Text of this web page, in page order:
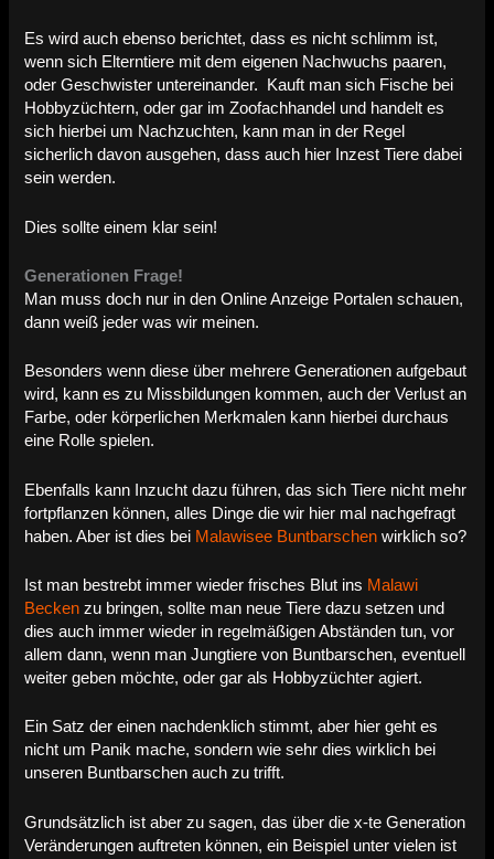
Es wird auch ebenso berichtet, dass es nicht schlimm ist,
wenn sich Elterntiere mit dem eigenen Nachwuchs paaren,
oder Geschwister untereinander. Kauft man sich Fische bei
Hobbyzüchtern, oder gar im Zoofachhandel und handelt es
sich hierbei um Nachzuchten, kann man in der Regel
sicherlich davon ausgehen, dass auch hier Inzest Tiere dabei
sein werden.
Dies sollte einem klar sein!
Generationen Frage!
Man muss doch nur in den Online Anzeige Portalen schauen,
dann weiß jeder was wir meinen.
Besonders wenn diese über mehrere Generationen aufgebaut
wird, kann es zu Missbildungen kommen, auch der Verlust an
Farbe, oder körperlichen Merkmalen kann hierbei durchaus
eine Rolle spielen.
Ebenfalls kann Inzucht dazu führen, das sich Tiere nicht mehr
fortpflanzen können, alles Dinge die wir hier mal nachgefragt
haben. Aber ist dies bei Malawisee Buntbarschen wirklich so?
Ist man bestrebt immer wieder frisches Blut ins Malawi
Becken zu bringen, sollte man neue Tiere dazu setzen und
dies auch immer wieder in regelmäßigen Abständen tun, vor
allem dann, wenn man Jungtiere von Buntbarschen, eventuell
weiter geben möchte, oder gar als Hobbyzüchter agiert.
Ein Satz der einen nachdenklich stimmt, aber hier geht es
nicht um Panik mache, sondern wie sehr dies wirklich bei
unseren Buntbarschen auch zu trifft.
Grundsätzlich ist aber zu sagen, das über die x-te Generation
Veränderungen auftreten können, ein Beispiel unter vielen ist